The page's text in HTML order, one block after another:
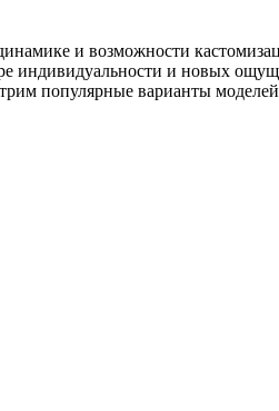
и возможности
индивидуальности и новых
популярные варианты